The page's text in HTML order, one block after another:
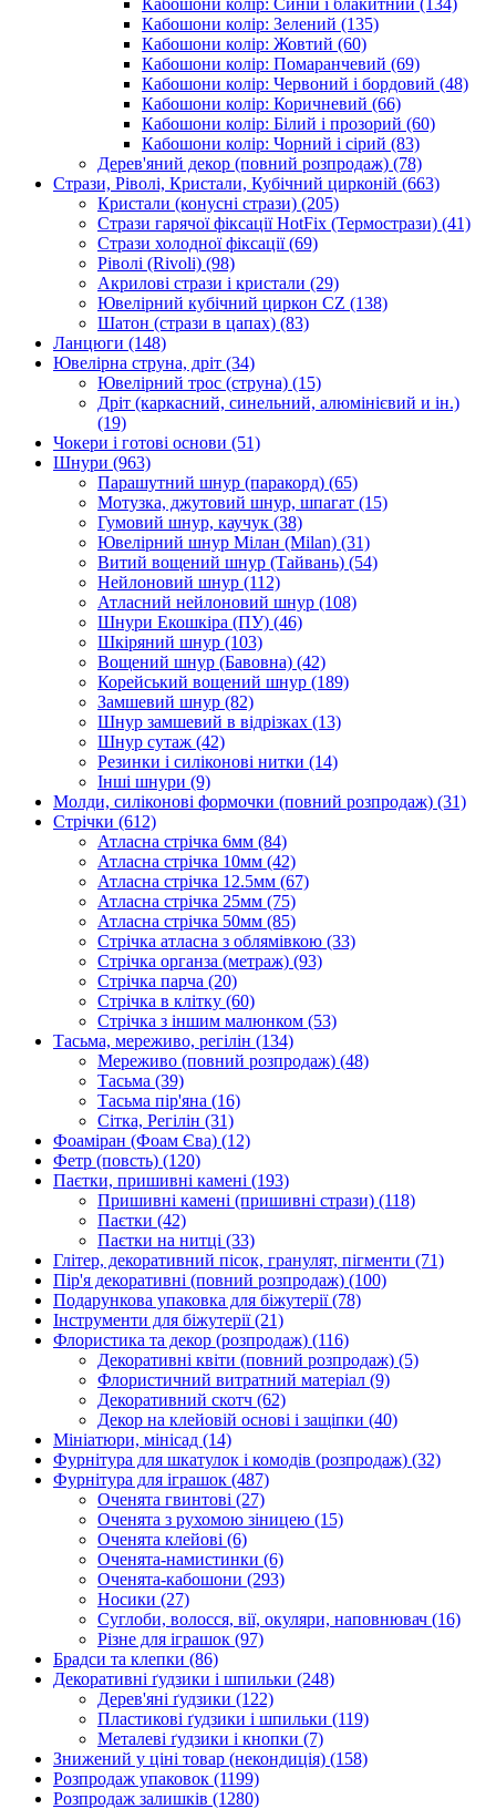
Кабошони колір: Синій і блакитний (134)
Кабошони колір: Зелений (135)
Кабошони колір: Жовтий (60)
Кабошони колір: Помаранчевий (69)
Кабошони колір: Червоний і бордовий (48)
Кабошони колір: Коричневий (66)
Кабошони колір: Білий і прозорий (60)
Кабошони колір: Чорний і сірий (83)
Дерев'яний декор (повний розпродаж) (78)
Стрази, Ріволі, Кристали, Кубічний цирконій (663)
Кристали (конусні стрази) (205)
Стрази гарячої фіксації HotFix (Термострази) (41)
Стрази холодної фіксації(69)
Ріволі (Rivoli) (98)
Акрилові стрази і кристали (29)
Ювелірний кубічний циркон CZ (138)
Шатон (стрази в цапах) (83)
Ланцюги (148)
Ювелірна струна, дріт (34)
Ювелірний трос (струна) (15)
Дріт (каркасний, синельний, алюмінієвий и ін.)
(19)
Чокери і готові основи (51)
Шнури (963)
Парашутний шнур (паракорд) (65)
Мотузка, джутовий шнур, шпагат (15)
Гумовий шнур, каучук (38)
Ювелірний шнур Мілан (Milan) (31)
Витий вощений шнур (Тайвань) (54)
Нейлоновий шнур (112)
Атласний нейлоновий шнур (108)
Шнури Екошкіра (ПУ) (46)
Шкіряний шнур (103)
Вощений шнур (Бавовна) (42)
Корейський вощений шнур (189)
Замшевий шнур (82)
Шнур замшевий в відрізках (13)
Шнур сутаж (42)
Резинки і силіконові нитки (14)
Інші шнури (9)
Молди, силіконові формочки (повний розпродаж) (31)
Стрічки (612)
Атласна стрічка 6мм (84)
Атласна стрічка 10мм (42)
Атласна стрічка 12.5мм (67)
Атласна стрічка 25мм (75)
Атласна стрічка 50мм (85)
Стрічка атласна з облямівкою (33)
Стрічка органза (метраж) (93)
Стрічка парча (20)
Стрічка в клітку (60)
Стрічка з іншим малюнком (53)
Тасьма, мереживо, регілін (134)
Мереживо (повний розпродаж) (48)
Тасьма (39)
Тасьма пір'яна (16)
Сітка, Регілін (31)
Фоаміран (Фоам Єва) (12)
Фетр (повсть) (120)
Паєтки, пришивні камені (193)
Пришивні камені (пришивні стрази) (118)
Паєтки (42)
Паєтки на нитці (33)
Глітер, декоративний пісок, гранулят, пігменти (71)
Пір'я декоративні (повний розпродаж) (100)
Подарункова упаковка для біжутерії(78)
Інструменти для біжутерії(21)
Флористика та декор (розпродаж) (116)
Декоративні квіти (повний розпродаж) (5)
Флористичний витратний матеріал (9)
Декоративний скотч (62)
Декор на клейовій основі і защіпки (40)
Мініатюри, мінісад (14)
Фурнітура для шкатулок і комодів (розпродаж) (32)
Фурнітура для іграшок (487)
Оченята гвинтові (27)
Оченята з рухомою зіницею (15)
Оченята клейові (6)
Оченята-намистинки (6)
Оченята-кабошони (293)
Носики (27)
Суглоби, волосся, вії, окуляри, наповнювач (16)
Різне для іграшок (97)
Брадси та клепки (86)
Декоративні ґудзики і шпильки (248)
Дерев'яні ґудзики (122)
Пластикові ґудзики і шпильки (119)
Металеві ґудзики і кнопки (7)
Знижений у ціні товар (некондиція) (158)
Розпродаж упаковок (1199)
Розпродаж залишків (1280)